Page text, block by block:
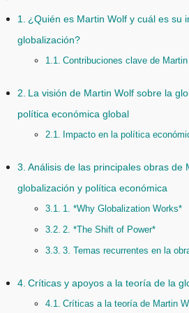
¿Quién es Martin Wolf y cuál es su
globalización?
Contribuciones clave de
La visión de Martin Wolf sobre la
política económica global
Impacto en la política
Análisis de las principales obras de
globalización y política económica
1. *Why Globalization Works*
2. *The Shift of Power*
3. Temas recurrentes en la
Críticas y apoyos a la teoría de la
Críticas a la teoría de Martin